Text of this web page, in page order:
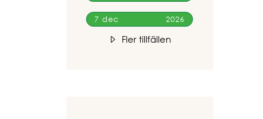
7 dec 2026
Fler tillfällen